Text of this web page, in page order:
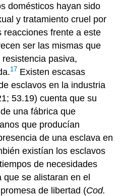
domésticos hayan sido
y tratamiento cruel por
reacciones frente a este
ser las mismas que
pasiva,
17 Existen escasas
esclavos en la industria
53.19) cuenta que su
una fábrica que
que producían
de una esclava en
existían los esclavos
de necesidades
que se alistaran en el
de libertad (Cod.